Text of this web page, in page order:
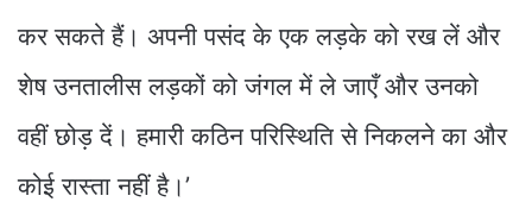
कर सकते हैं। अपनी पसंद के एक लड़के को रख लें और
शेष उनतालीस लड़कों को जंगल में ले जाएँ और उनको
वहीं छोड़ दें। हमारी कठिन परिस्थिति से निकलने का और
कोई रास्ता नहीं है।’